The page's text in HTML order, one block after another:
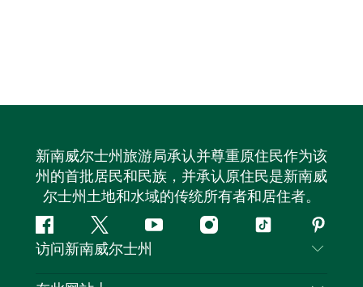
新南威尔士州旅游局承认并尊重原住民作为该
州的首批居民和民族，并承认原住民是新南威
尔士州土地和水域的传统所有者和居住者。
Facebook叽
叽
YouTubeInstagram
抖
访问新南威尔士州
联系我们